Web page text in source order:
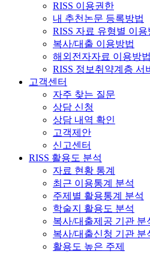
RISS 이용권한
내 추천논문 등록방법
RISS 자료 유형별 이용
복사/대출 이용방법
해외전자자료 이용방법
RISS 정보취약계층 서
고객센터
자주 찾는 질문
상담 신청
상담 내역 확인
고객제안
신고센터
RISS 활용도 분석
자료 현황 통계
최근 이용통계 분석
주제별 활용통계 분석
학술지 활용도 분석
복사/대출제공 기관 분
복사/대출신청 기관 분
활용도 높은 주제